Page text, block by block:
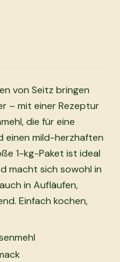
von Seitz bringen
– mit einer Rezeptur
die für eine
einen mild-herzhaften
1-kg-Paket ist ideal
macht sich sowohl in
in Aufläufen,
Einfach kochen,